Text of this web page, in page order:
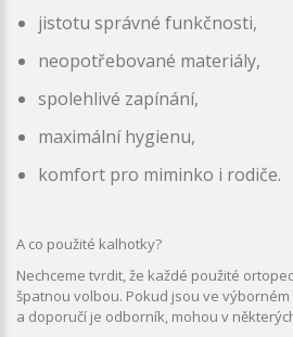
jistotu správné funkčnosti,
neopotřebované materiály,
spolehlivé zapínání,
maximální hygienu,
komfort pro miminko i rodiče.
A co použité kalhotky?
Nechceme tvrdit, že každé použité
špatnou volbou. Pokud jsou ve
a doporučí je odborník, mohou v